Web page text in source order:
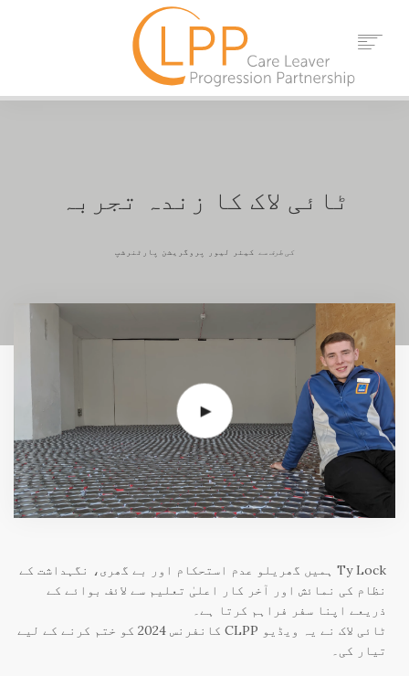
تلاش کریں۔
ٹائی لاک کا زندہ تجربہ
کی طرف سے کیئر لیور پروگریشن پارٹنرشپ
Ty Lock ہمیں گھریلو عدم استحکام اور بے گھری، نگہداشت کے
نظام کی نمائش اور آخر کار اعلیٰ تعلیم سے لائف بوائے کے
ذریعے اپنا سفر فراہم کرتا ہے۔
ٹائی لاک نے یہ ویڈیو CLPP کانفرنس 2024 کو ختم کرنے کے لیے
تیار کی۔